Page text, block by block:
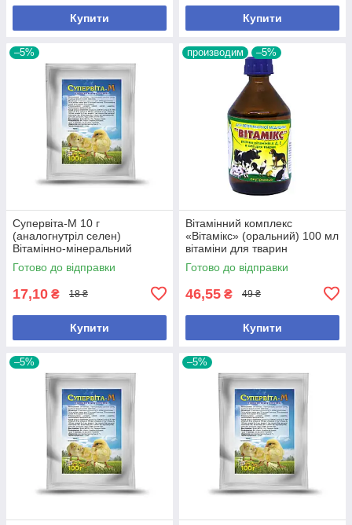
Купити Купити
–5%
Супервіта-М 10 г
(аналогнутріл селен)
Вітамінно-мінеральний
комплекс, у формі
водорозчинного порошку, для
Готово до відправки
17,10 ₴ 18 ₴
Купити
производим –5%
Вітамінний комплекс
«Вітамікс» (оральний) 100 мл
вітаміни для тварин
Готово до відправки
46,55 ₴ 49 ₴
Купити
–5% –5%